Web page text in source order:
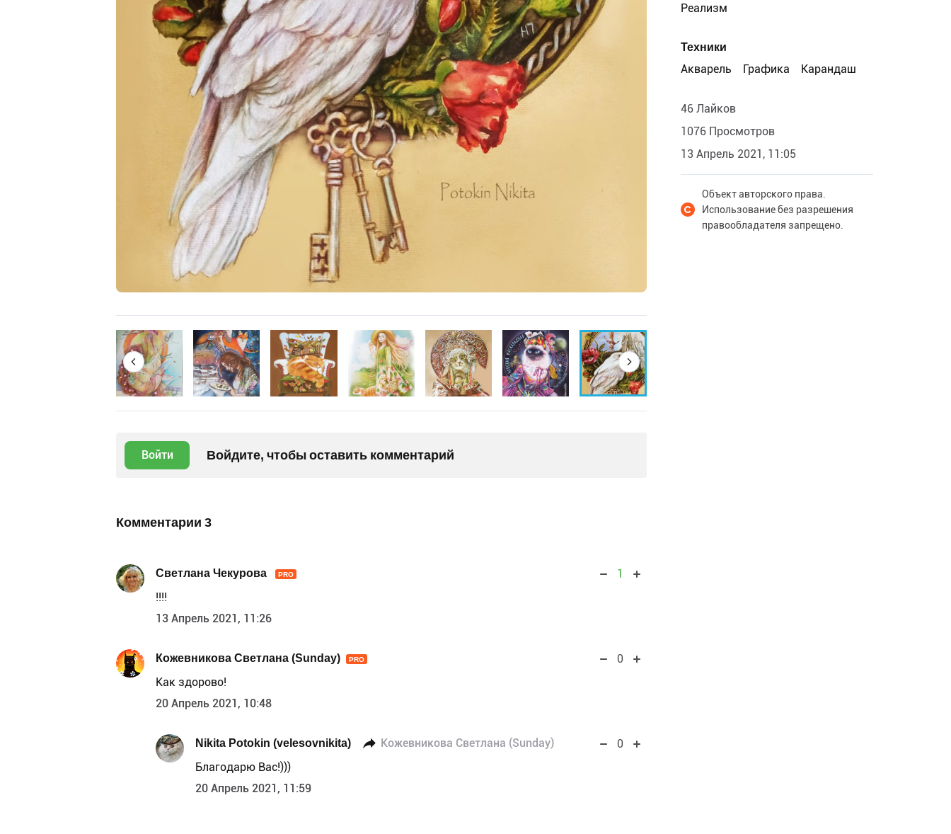
Войти Войдите, чтобы оставить комментарий
Комментарии 3
Светлана Чекурова PRO
1
!!!!
13 Апрель 2021, 11:26
Кожевникова Светлана (Sunday) PRO
0
Как здорово!
20 Апрель 2021, 10:48
Nikita Potokin (velesovnikita) Кожевникова Светлана (Sunday)
0
Благодарю Вас!)))
20 Апрель 2021, 11:59
Реализм
Техники
Акварель
Графика Карандаш
46 Лайков
1076 Просмотров
13 Апрель 2021, 11:05
Объект авторского права.
Использование без разрешения
правообладателя запрещено.